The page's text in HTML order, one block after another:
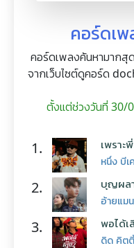
คอร์ดเ
คอร์ดเพลงค้นหามากสุ
จากเว็บไซต์ดูคอร์ด
ตั้งแต่ช่วงวันที่ 30/
1. เพราะ
หนึ่ง บี
2. บุญผล
อ้ายแม
3. พอได้เ
ดิด คิตตี้